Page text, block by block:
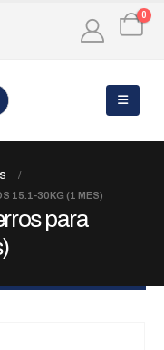
0
15.1-30KG (1 MES)
para